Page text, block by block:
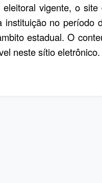
vigente, o
instituição no período
estadual. O
neste sítio eletrônico.